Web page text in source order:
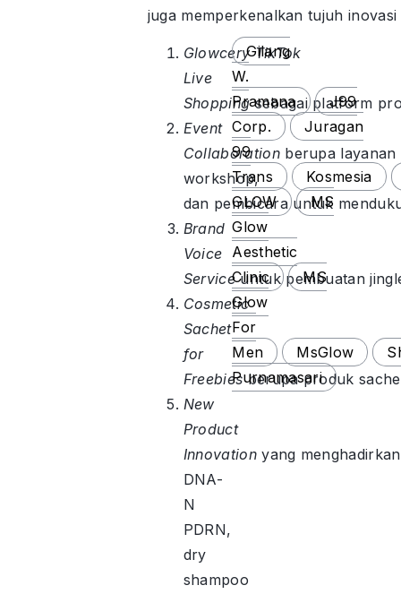
juga memperkenalkan tujuh
Glowcery TikTok
Live
Shoppingsebagai platform
Event
Collaborationberupa layanan
workshop,
dan pembicara untuk
Brand
Voice
Serviceuntuk pembuatan
Cosmetic
Sachet
for
Freebiesberupa produk
New
Product
Innovationyang
DNA-
N
PDRN,
dry
shampoo
Gilang
W.
Pramana
J99
Corp.
Juragan
99
Trans
Kosmesia
GLOW
MS
Glow
Aesthetic
Clinic
MS
Glow
For
Men
MsGlow
Purnamasari